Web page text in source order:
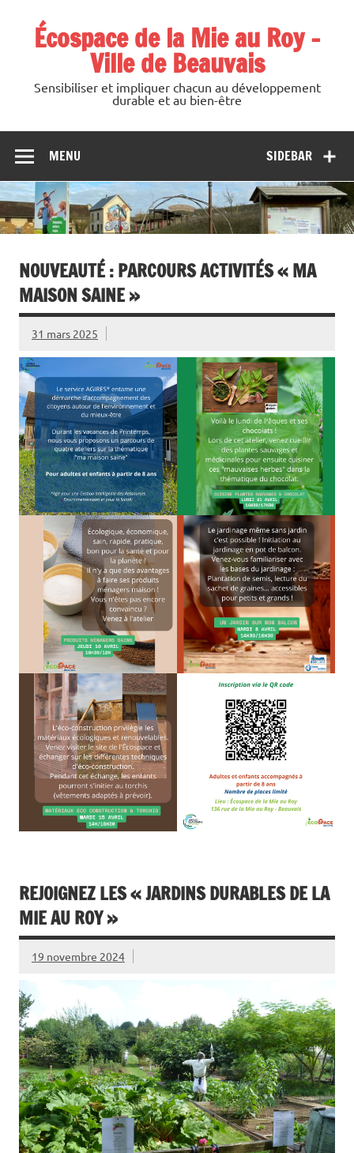
contentÉcospace de la Mie au Roy –
Ville de Beauvais
Sensibiliser et impliquer chacun au développement
durable et au bien-être
SIDEBAR
MENU
NOUVEAUTÉ : PARCOURS ACTIVITÉS « MA
MAISON SAINE »
31 mars 2025
REJOIGNEZ LES « JARDINS DURABLES DE LA
MIE AU ROY »
19 novembre 2024